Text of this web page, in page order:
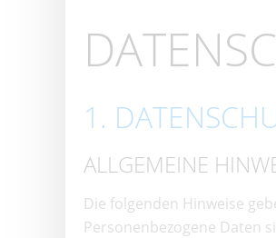
1.
ALLGEMEINE
Die folgenden Hinweise
Personenbezogene Daten